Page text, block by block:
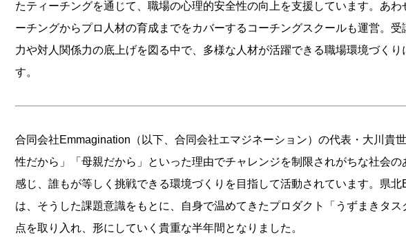
たティーチングを通じて、職場の心理的安全性の向上を支援しています。あわ
ーチングからプロ人材の育成までをカバーするコーチングスクールも運営。受
力や対人関係力の底上げを図る中で、多様な人材が活躍できる職場環境づくり
す。
合同会社Emmagination（以下、 合同会社エマジネーション）の代表・大川貴
性だから」「母親だから」といった理由でチャレンジを制限されがちな社会の
感じ、誰もが等しく挑戦できる環境づくりを目指して活動されています。県北
は、そうした課題意識をもとに、自身で温めてきたプロダクト「うずまきタス
点を取り入れ、形にしていく貴重な半年間となりました。